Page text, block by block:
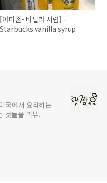
[아마존- 바닐라 시럽] -
Starbucks vanilla syrup
국에서 요리하는
것들을 리뷰.